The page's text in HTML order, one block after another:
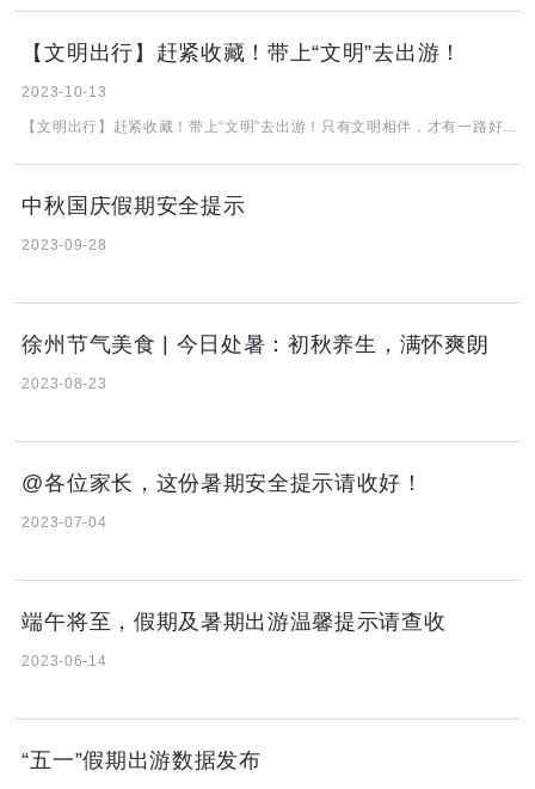
【文明出行】赶紧收藏！带上“文明”去出游！
2023-10-13
【文明出行】赶紧收藏！带上“文明”去出游！只有文明相伴，才有一路好风光小编提醒您安全出行，文明旅游，最美风景在路上！不管是去哪里玩，咱们一定要文明出游，牢记“旅途满满，文明相伴！”“多看美景，不刻美名”！
中秋国庆假期安全提示
2023-09-28
徐州节气美食 | 今日处暑：初秋养生，满怀爽朗
2023-08-23
@各位家长，这份暑期安全提示请收好！
2023-07-04
端午将至，假期及暑期出游温馨提示请查收
2023-06-14
“五一”假期出游数据发布